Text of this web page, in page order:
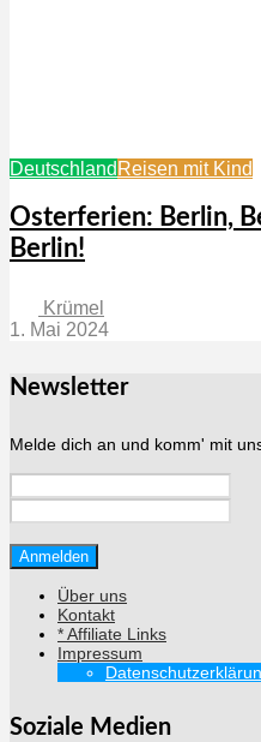
Deutschland Reisen mit Kind
Osterferien: Berlin,
Berlin!
Krümel
1. Mai 2024
Newsletter
Melde dich an und komm' mit
Über uns
Kontakt
* Affiliate Links
Impressum
Soziale Medien